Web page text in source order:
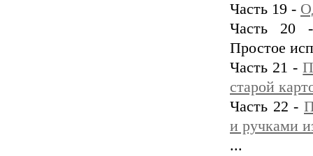
Часть 19 -
Часть 20 -
Простое
Часть 21 -
старой
Часть 22 -
и ручками
...